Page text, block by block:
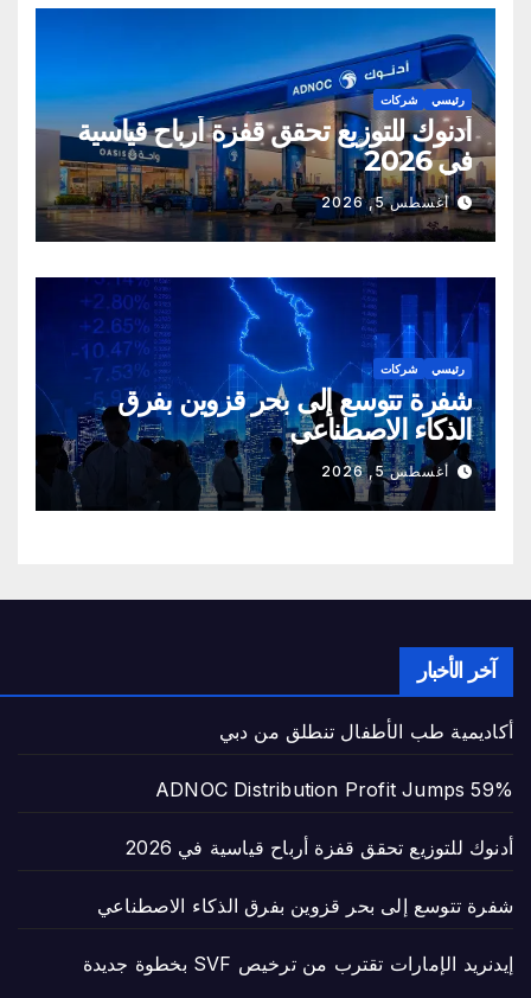
رئيسي شركات
أدنوك للتوزيع تحقق قفزة أرباح قياسية
في 2026
أغسطس 5, 2026
رئيسي شركات
شفرة تتوسع إلى بحر قزوين بفرق
الذكاء الاصطناعي
أغسطس 5, 2026
آخر الأخبار
أكاديمية طب الأطفال تنطلق من دبي
ADNOC Distribution Profit Jumps 59%
أدنوك للتوزيع تحقق قفزة أرباح قياسية في 2026
شفرة تتوسع إلى بحر قزوين بفرق الذكاء الاصطناعي
إيدنريد الإمارات تقترب من ترخيص SVF بخطوة جديدة